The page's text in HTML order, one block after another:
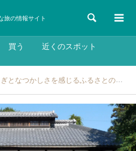
旅の情報サイト 検索
買う 近くのスポット
つかしさを感じるふるさとの風景「べに花ふるさと館」